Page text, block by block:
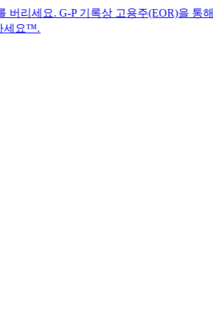
G-P 기록상 고용주(EOR)을 통해 최고의 인